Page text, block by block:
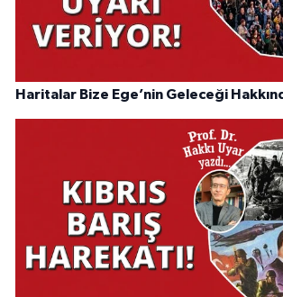
Haritalar Bize Ege’nin Geleceği